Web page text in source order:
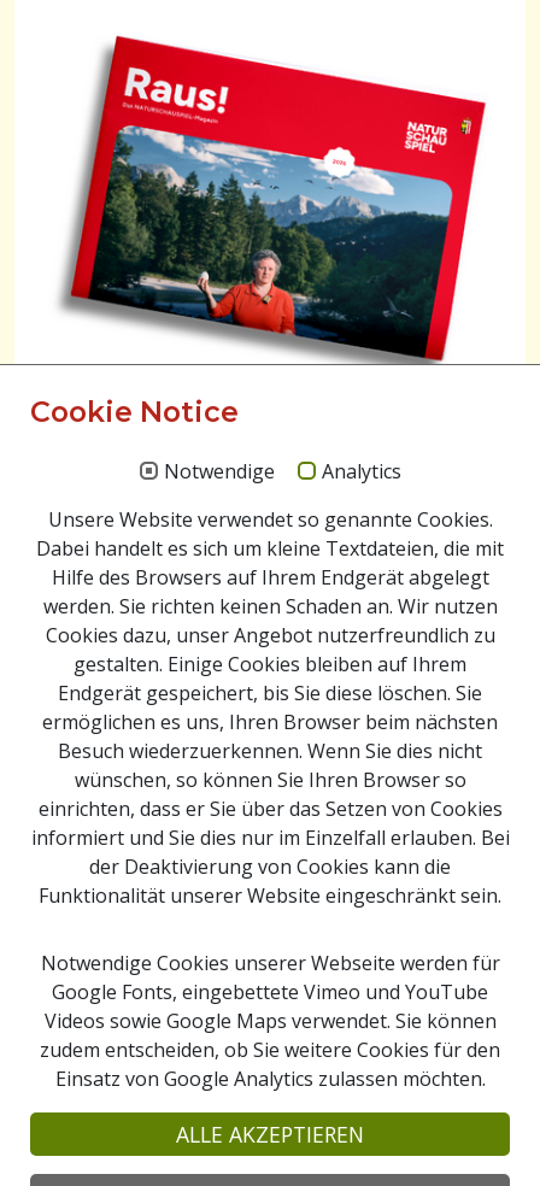
Impressum
Newsletter Anmeldung
Kontakt
Downloads
Suche
© 2026 Copyright Naturpark Obst-Hügel-Land
Naturpark Obst-Hügel-Land, Kirchenplatz 1
4076 St. Marienkirchen an der Polsenz
Tel: +43 7249 47112-25 |info@obsthuegelland.at
Cookie Notice
Notwendige
Analytics
Unsere Website verwendet so genannte Cookies.
Dabei handelt es sich um kleine Textdateien, die mit
Hilfe des Browsers auf Ihrem Endgerät abgelegt
werden. Sie richten keinen Schaden an. Wir nutzen
Cookies dazu, unser Angebot nutzerfreundlich zu
gestalten. Einige Cookies bleiben auf Ihrem
Endgerät gespeichert, bis Sie diese löschen. Sie
ermöglichen es uns, Ihren Browser beim nächsten
Besuch wiederzuerkennen. Wenn Sie dies nicht
wünschen, so können Sie Ihren Browser so
einrichten, dass er Sie über das Setzen von Cookies
informiert und Sie dies nur im Einzelfall erlauben. Bei
der Deaktivierung von Cookies kann die
Funktionalität unserer Website eingeschränkt sein.
Notwendige Cookies unserer Webseite werden für
Google Fonts, eingebettete Vimeo und YouTube
Videos sowie Google Maps verwendet. Sie können
zudem entscheiden, ob Sie weitere Cookies für den
Einsatz von Google Analytics zulassen möchten.
ALLE AKZEPTIEREN